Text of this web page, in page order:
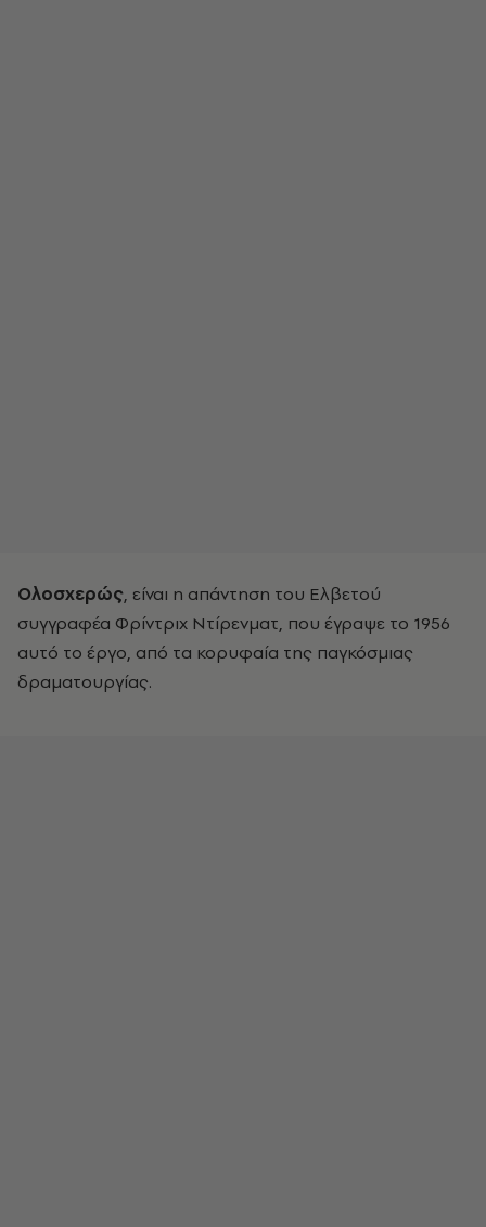
Ολοσχερώς, είναι η απάντηση του Ελβετού
συγγραφέα Φρίντριχ Ντίρενματ, που έγραψε το 1956
αυτό το έργο, από τα κορυφαία της παγκόσμιας
δραματουργίας.